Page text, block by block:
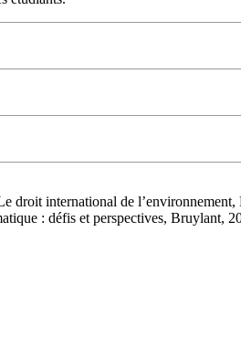
international de
: défis et perspectives, Bruylant,